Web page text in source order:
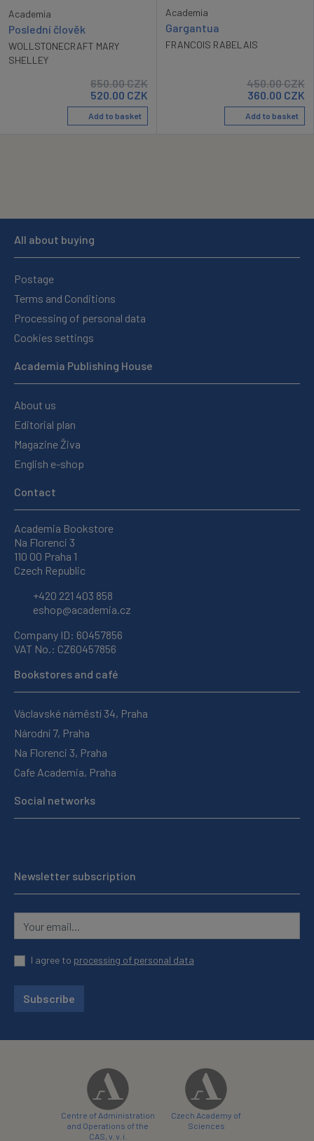
Academia
Poslední člověk
WOLLSTONECRAFT MARY
SHELLEY
650.00CZK
520.00 CZK
Add to basket
Academia
Gargantua
FRANCOIS RABELAIS
450.00CZK
360.00 CZK
Add to basket
All about buying
Postage
Terms and Conditions
Processing of personal data
Cookies settings
Academia Publishing House
About us
Editorial plan
Magazine Živa
English e-shop
Contact
Academia Bookstore
Na Florenci 3
110 00 Praha 1
Czech Republic
+420 221 403 858
eshop@academia.cz
Company ID: 60457856
VAT No.: CZ60457856
Bookstores and café
Václavské náměstí 34, Praha
Národní 7, Praha
Na Florenci 3, Praha
Cafe Academia, Praha
Social networks
Newsletter subscription
I agree to processing of personal data
Subscribe
Centre of Administration
and Operations of the
CAS, v. v. i.
Czech Academy of
Sciences